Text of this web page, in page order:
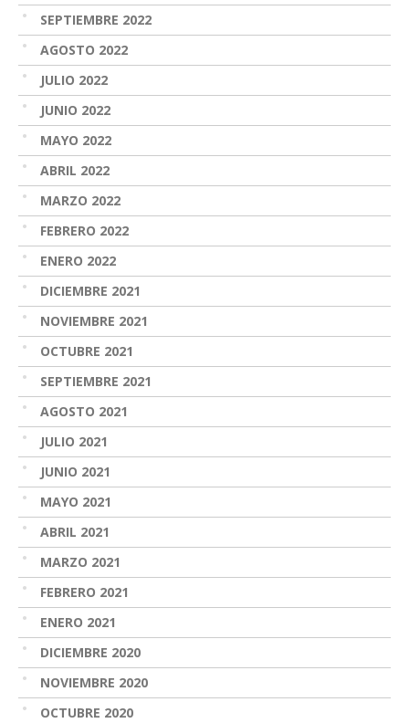
SEPTIEMBRE 2022
AGOSTO 2022
JULIO 2022
JUNIO 2022
MAYO 2022
ABRIL 2022
MARZO 2022
FEBRERO 2022
ENERO 2022
DICIEMBRE 2021
NOVIEMBRE 2021
OCTUBRE 2021
SEPTIEMBRE 2021
AGOSTO 2021
JULIO 2021
JUNIO 2021
MAYO 2021
ABRIL 2021
MARZO 2021
FEBRERO 2021
ENERO 2021
DICIEMBRE 2020
NOVIEMBRE 2020
OCTUBRE 2020